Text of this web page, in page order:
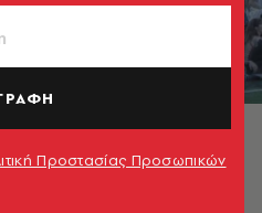
γήπεδο και ένα
Προστασίας Προσωπικών